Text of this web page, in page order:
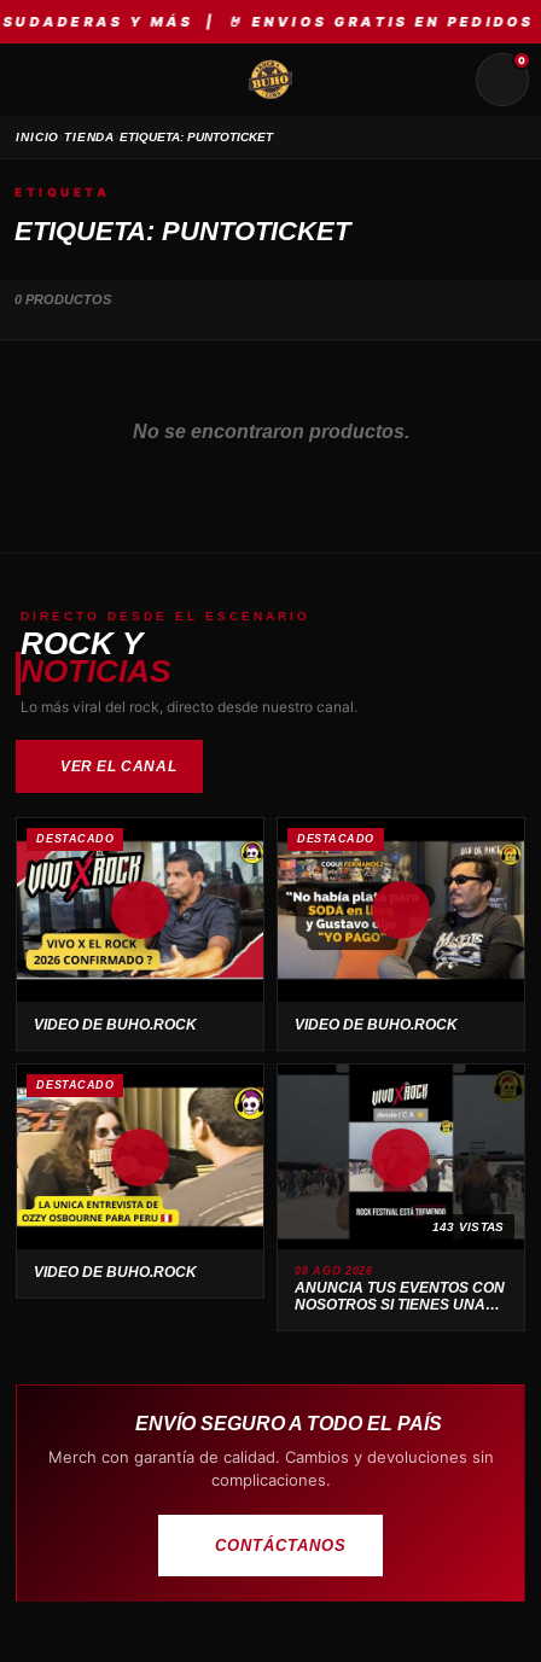
Y MÁS | 🤘 ENVIOS GRATIS EN
0
INICIO›TIENDA›ETIQUETA: PUNTOTICKET
ETIQUETA
ETIQUETA: PUNTOTICKET
0 PRODUCTOS
No se encontraron productos.
DIRECTO DESDE EL ESCENARIO
ROCK Y
NOTICIAS
Lo más viral del rock, directo desde nuestro canal.
VER EL CANAL
DESTACADO
VIDEO DE BUHO.ROCK
DESTACADO
VIDEO DE BUHO.ROCK
DESTACADO
VIDEO DE BUHO.ROCK
143 VISTAS
08 AGO 2026
ANUNCIA TUS EVENTOS CON
NOSOTROS SI TIENES UNA
ENVÍO SEGURO A TODO EL PAÍS
Merch con garantía de calidad. Cambios y devoluciones sin
complicaciones.
CONTÁCTANOS